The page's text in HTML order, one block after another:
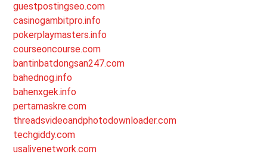
guestpostingseo.com
casinogambitpro.info
pokerplaymasters.info
courseoncourse.com
bantinbatdongsan247.com
bahednog.info
bahenxgek.info
pertamaskre.com
threadsvideoandphotodownloader.com
techgiddy.com
usalivenetwork.com